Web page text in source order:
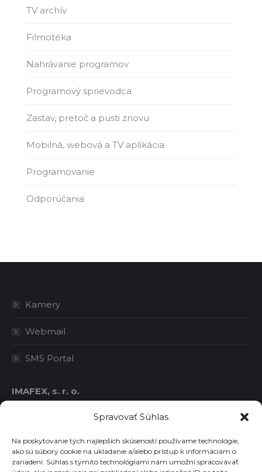
Spravovať Súhlas
Na poskytovanie tých najlepších skúseností používame technológie,
ako sú súbory cookie na ukladanie a/alebo prístup k informáciám o
zariadení. Súhlas s týmito technológiami nám umožní spracovávať
TV archív
Filmotéka
Nahrávanie programov
Programový sprievodca
Zastav, pretoč a pusti znovu
Mobilná, webová a TV aplikácia
Programovanie
Odporúčania
Kamery
Webmail
SMS Portal
IMAFEX, s. r. o.
IČ DPH: SK2021763986